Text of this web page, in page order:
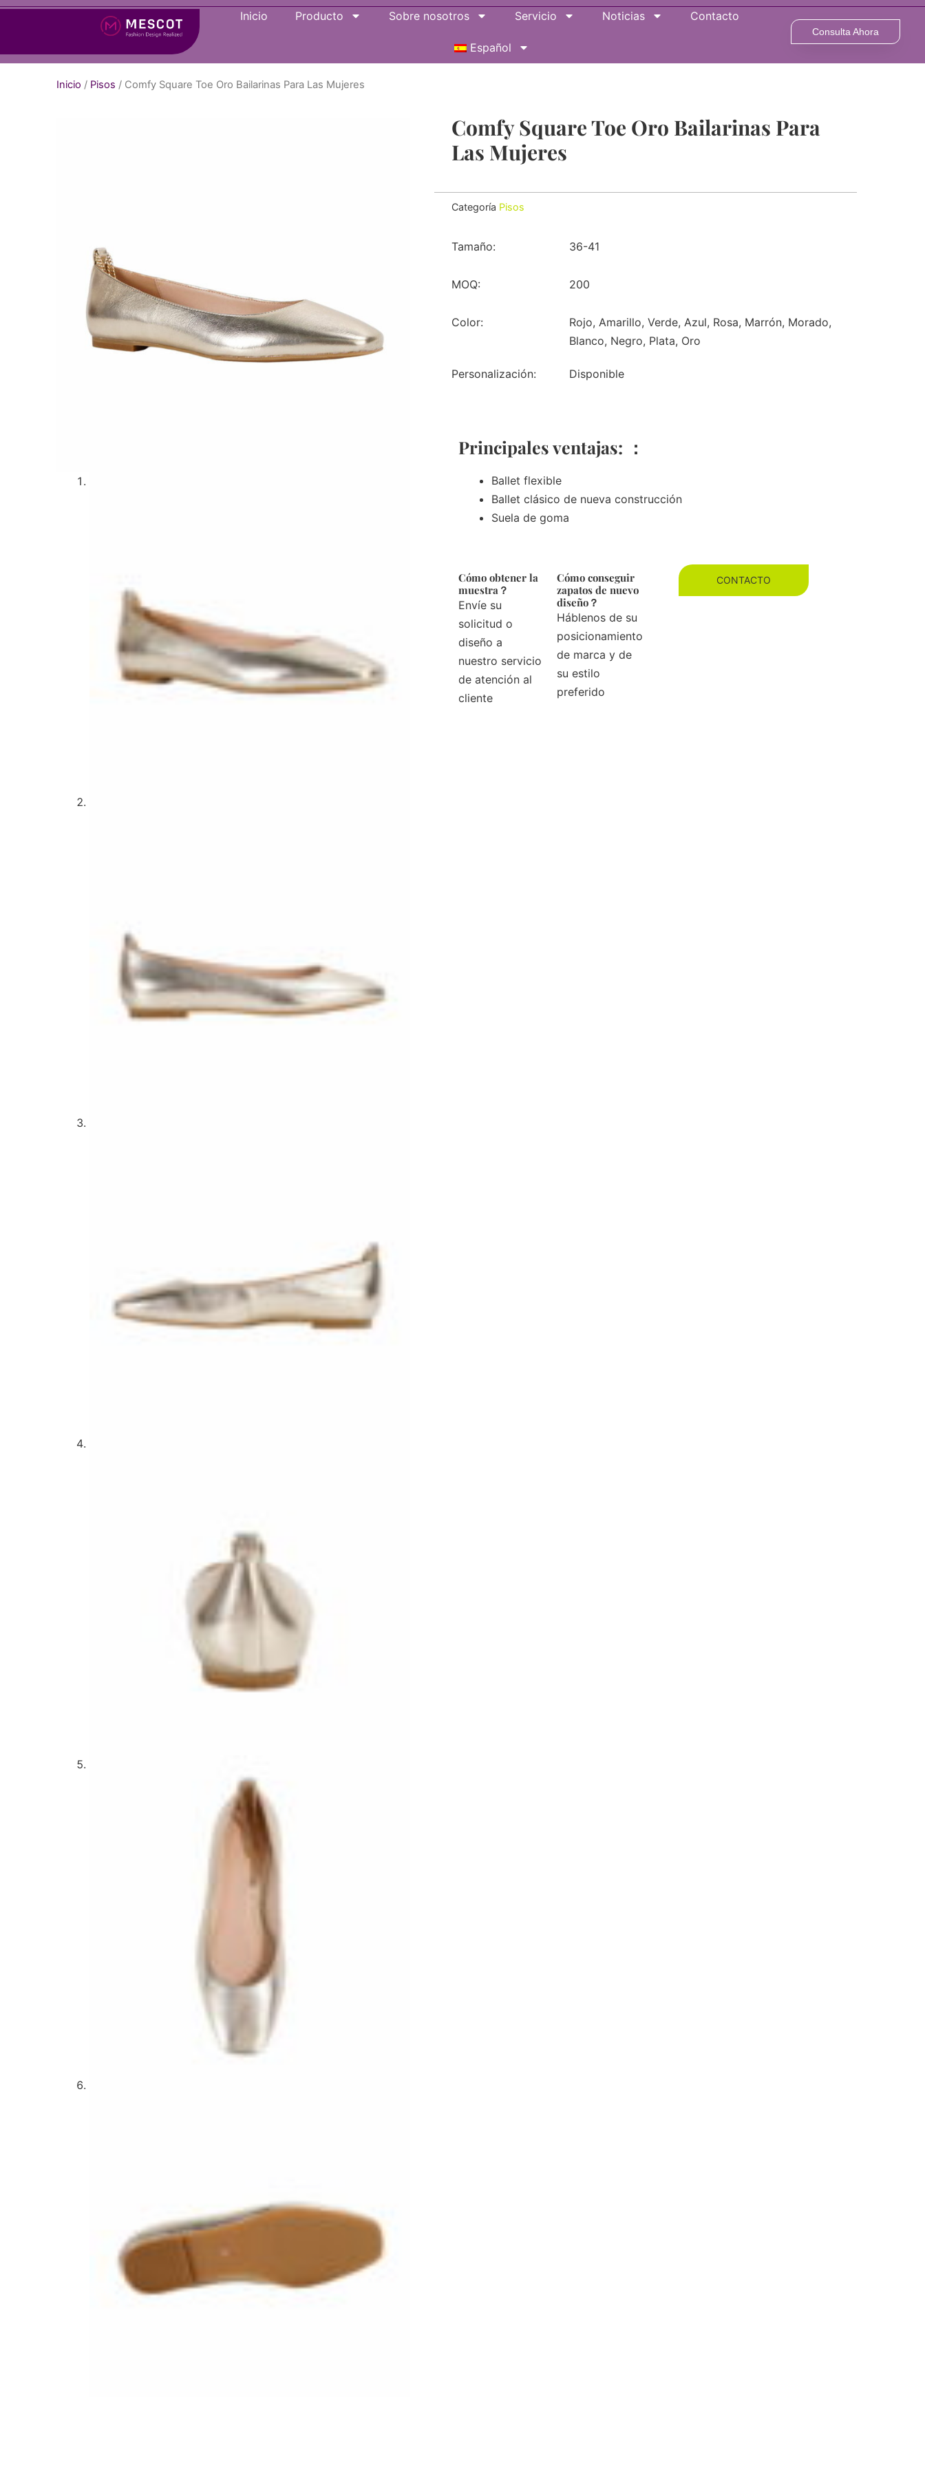
Inicio Producto Sobre nosotros Servicio Noticias Contacto
Español
Consulta Ahora
Inicio / Pisos / Comfy Square Toe Oro Bailarinas Para Las Mujeres
Comfy Square Toe Oro Bailarinas Para
Las Mujeres
Categoría Pisos
Tamaño: 36-41
MOQ: 200
Color:
Rojo, Amarillo, Verde, Azul, Rosa, Marrón, Morado,
Blanco, Negro, Plata, Oro
Personalización: Disponible
Principales ventajas: ：
Ballet flexible
Ballet clásico de nueva construcción
Suela de goma
Cómo obtener la
muestra？
Envíe su
solicitud o
diseño a
nuestro servicio
de atención al
cliente
Cómo conseguir
zapatos de nuevo
diseño？
Háblenos de su
posicionamiento
de marca y de
su estilo
preferido
CONTACTO